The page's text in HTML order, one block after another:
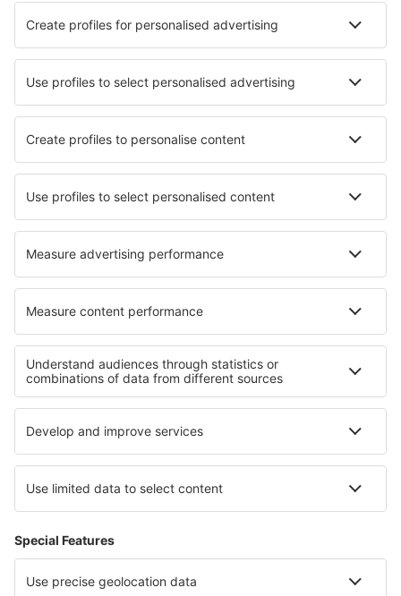
Nejlepší ubytování - města
Ubytování in Passo Corese Ubytování in Thaon
Ubytování ve Valladolidu Ubytování in Lido di Venezia
Ubytování in Kietrz Ubytování in Sainte-Anne
Ubytování in Reek Ubytování in Cowley
Nejlepší ubytování - regiony
Ubytování ve Fernando de Noronha Ubytování v oblasti Iguazú
Ubytování v Ipanemě Ubytování na Copacabaně
Ubytování ve Florianópolisu Ubytování v Ruse
Ubytování na pobřeží Smrti
Ubytování ve Varmii Ubytování en Klaserie Nature Reserve